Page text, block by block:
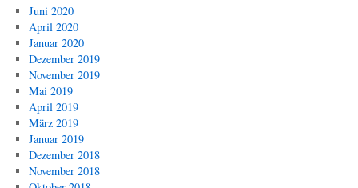
Juni 2020
April 2020
Januar 2020
Dezember 2019
November 2019
Mai 2019
April 2019
März 2019
Januar 2019
Dezember 2018
November 2018